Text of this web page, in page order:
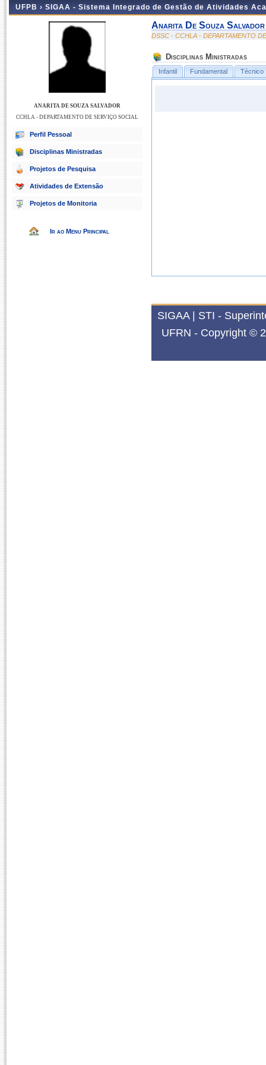
UFPB › SIGAA - Sistema Integrado de Gestão de Atividades
ANARITA DE SOUZA SALVADOR
CCHLA - DEPARTAMENTO DE SERVIÇO SOCIAL
Perfil Pessoal
Disciplinas Ministradas
Projetos de Pesquisa
Atividades de Extensão
Projetos de Monitoria
Ir ao Menu Principal
Anarita De Souza Salvador
DSSC - CCHLA - DEPARTAMENTO
Disciplinas Ministradas
Infantil Fundamental Técnico
SIGAA | STI -
UFRN - Copyright ©